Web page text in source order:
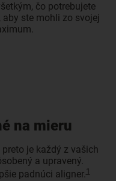
čo potrebujete
ste mohli zo svojej
na mieru
je každý z vašich
a upravený.
padnúci aligner.1